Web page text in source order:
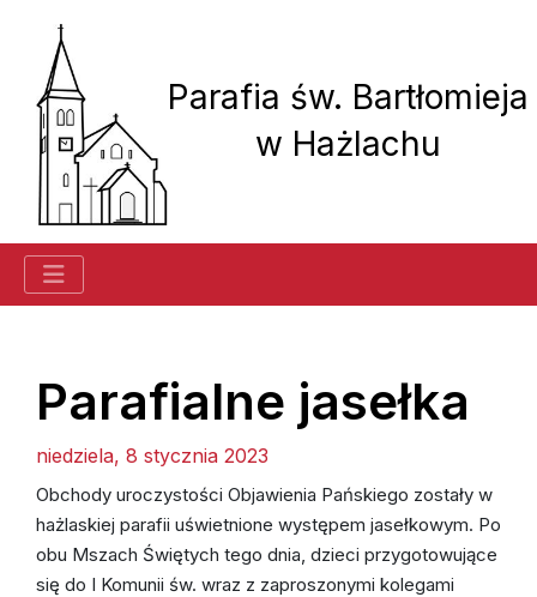
Parafia św. Bartłomieja
w Hażlachu
Ogłoszenia
Kancelaria
Ruchy katolickie w parafii
Parafialne jasełka
niedziela, 8 stycznia 2023
Obchody uroczystości Objawienia Pańskiego zostały w
hażlaskiej parafii uświetnione występem jasełkowym. Po
obu Mszach Świętych tego dnia, dzieci przygotowujące
się do I Komunii św. wraz z zaproszonymi kolegami